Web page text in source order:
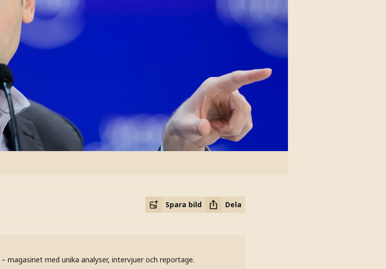
Spara bild Dela
– magasinet med unika analyser, intervjuer och reportage.